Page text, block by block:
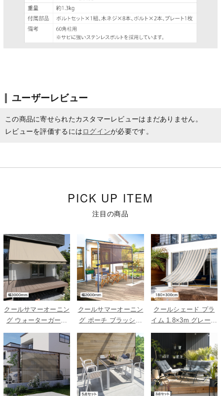
ユーザーレビュー
この商品に寄せられたカスタマーレビューはまだありません。
レビューを評価するにはログインが必要です。
PICK UP ITEM
注目の商品
クールサマーオーニン
グ ウォーターガード
ベージュ 3000
クールサマーオーニン
グ ポーチ ブラッシュ
ウッド 2000
クールシェード プラ
イム 1.8×3m グレース
トライプ